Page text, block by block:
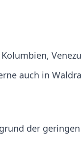
auch in
der geringen